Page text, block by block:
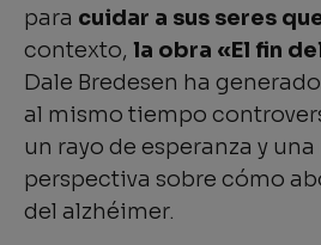
para cuidar a sus seres
contexto, la obra «El fin
Dale Bredesen ha
al mismo tiempo
un rayo de esperanza y una
perspectiva sobre cómo
del alzhéimer.